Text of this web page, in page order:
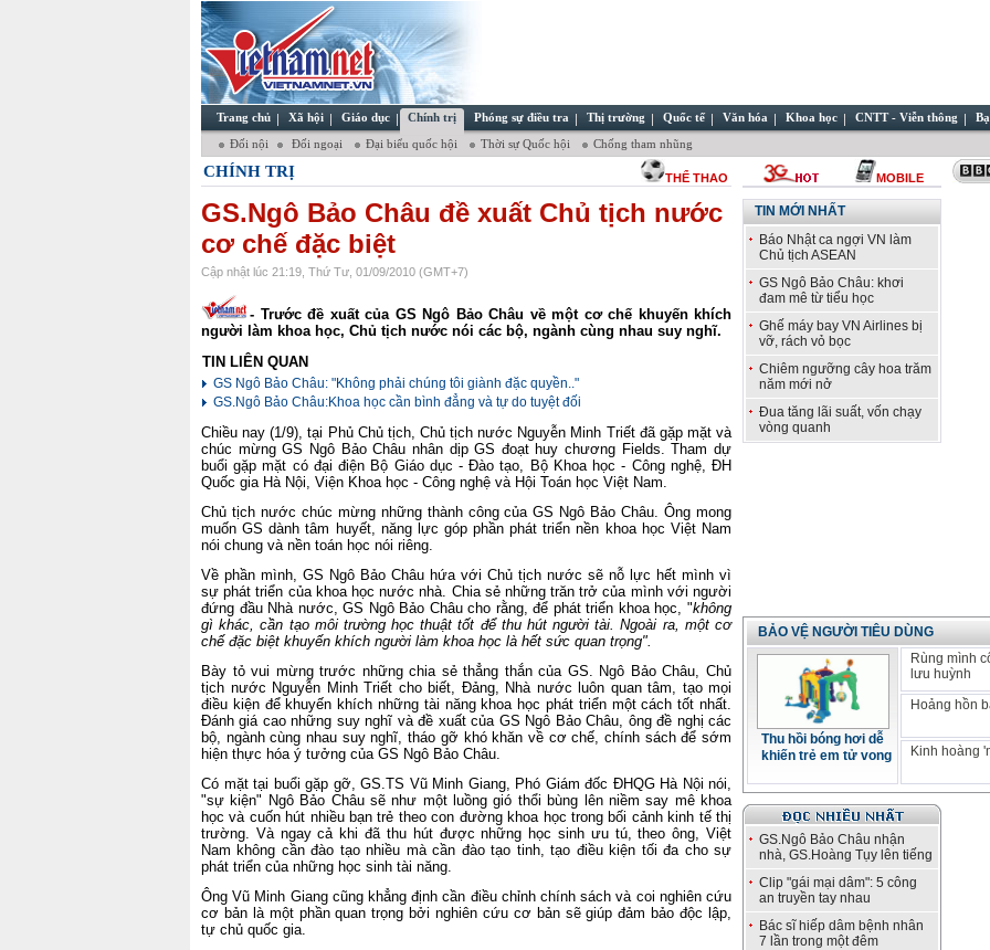
Trang chủ Xã hội Giáo dục Chính trị Phóng sự điều tra Thị trường Quốc tế Văn hóa Khoa học CNTT - Viễn thông
Đối nội Đối ngoại Đại biểu quốc hội Thời sự Quốc hội Chống tham nhũng
CHÍNH TRỊ THỂ THAO MOBILE
GS.Ngô Bảo Châu đề xuất Chủ tịch nước
cơ chế đặc biệt
Cập nhật lúc 21:19, Thứ Tư, 01/09/2010 (GMT+7)
- Trước đề xuất của GS Ngô Bảo Châu về một cơ chế khuyến khích
người làm khoa học, Chủ tịch nước nói các bộ, ngành cùng nhau suy nghĩ.
TIN LIÊN QUAN
GS Ngô Bảo Châu: "Không phải chúng tôi giành đặc quyền.."
GS.Ngô Bảo Châu:Khoa học cần bình đẳng và tự do tuyệt đối
Chiều nay (1/9), tại Phủ Chủ tịch, Chủ tịch nước Nguyễn Minh Triết đã gặp mặt và
chúc mừng GS Ngô Bảo Châu nhân dịp GS đoạt huy chương Fields. Tham dự
buổi gặp mặt có đại điện Bộ Giáo dục - Đào tạo, Bộ Khoa học - Công nghệ, ĐH
Quốc gia Hà Nội, Viện Khoa học - Công nghệ và Hội Toán học Việt Nam.
Chủ tịch nước chúc mừng những thành công của GS Ngô Bảo Châu. Ông mong
muốn GS dành tâm huyết, năng lực góp phần phát triển nền khoa học Việt Nam
nói chung và nền toán học nói riêng.
Về phần mình, GS Ngô Bảo Châu hứa với Chủ tịch nước sẽ nỗ lực hết mình vì
sự phát triển của khoa học nước nhà. Chia sẻ những trăn trở của mình với người
đứng đầu Nhà nước, GS Ngô Bảo Châu cho rằng, để phát triển khoa học, "không
gì khác, cần tạo môi trường học thuật tốt để thu hút người tài. Ngoài ra, một cơ
chế đặc biệt khuyến khích người làm khoa học là hết sức quan trọng".
Bày tỏ vui mừng trước những chia sẻ thẳng thắn của GS. Ngô Bảo Châu, Chủ
tịch nước Nguyễn Minh Triết cho biết, Đảng, Nhà nước luôn quan tâm, tạo mọi
điều kiện để khuyến khích những tài năng khoa học phát triển một cách tốt nhất.
Đánh giá cao những suy nghĩ và đề xuất của GS Ngô Bảo Châu, ông đề nghị các
bộ, ngành cùng nhau suy nghĩ, tháo gỡ khó khăn về cơ chế, chính sách để sớm
hiện thực hóa ý tưởng của GS Ngô Bảo Châu.
Có mặt tại buổi gặp gỡ, GS.TS Vũ Minh Giang, Phó Giám đốc ĐHQG Hà Nội nói,
"sự kiện" Ngô Bảo Châu sẽ như một luồng gió thổi bùng lên niềm say mê khoa
học và cuốn hút nhiều bạn trẻ theo con đường khoa học trong bối cảnh kinh tế thị
trường. Và ngay cả khi đã thu hút được những học sinh ưu tú, theo ông, Việt
Nam không cần đào tạo nhiều mà cần đào tạo tinh, tạo điều kiện tối đa cho sự
phát triển của những học sinh tài năng.
Ông Vũ Minh Giang cũng khẳng định cần điều chỉnh chính sách và coi nghiên cứu
cơ bản là một phần quan trọng bởi nghiên cứu cơ bản sẽ giúp đảm bảo độc lập,
tự chủ quốc gia.
TIN MỚI NHẤT
Báo Nhật ca ngợi VN làm
Chủ tịch ASEAN
GS Ngô Bảo Châu: khơi
đam mê từ tiểu học
Ghế máy bay VN Airlines bị
vỡ, rách vỏ bọc
Chiêm ngưỡng cây hoa trăm
năm mới nở
Đua tăng lãi suất, vốn chạy
vòng quanh
BẢO VỆ NGƯỜI TIÊU DÙNG
Thu hồi bóng hơi dễ
khiến trẻ em tử vong
Rùng mình
lưu huỳnh
Hoảng hồn
Kinh hoàng
GS.Ngô Bảo Châu nhận
nhà, GS.Hoàng Tụy lên tiếng
Clip "gái mại dâm": 5 công
an truyền tay nhau
Bác sĩ hiếp dâm bệnh nhân
7 lần trong một đêm